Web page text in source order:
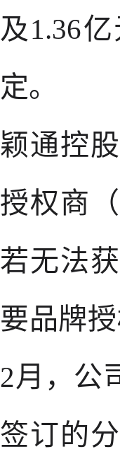
及1.36
定。
颖通控
授权商
若无法
要品牌
2月，公
签订的